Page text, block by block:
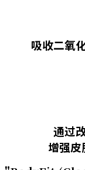
吸收二氧
通过
增强